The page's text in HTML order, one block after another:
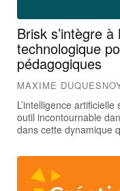
Brisk s’intègre
technologique
pédagogiques
MAXIME
L’intelligence
outil incontournable
dans cette dynamique